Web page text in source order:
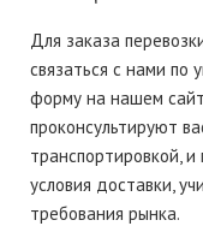
Для заказа
связаться с нами по
форму на нашем
проконсультируют
транспортировкой,
условия доставки,
требования рынка.